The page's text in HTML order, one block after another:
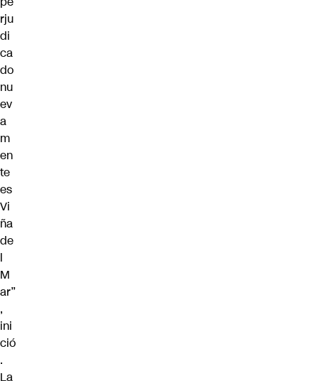
rju
di
ca
do
nu
ev
a
m
en
te
es
Vi
ña
de
l
M
ar”
,
ini
ció
.
La